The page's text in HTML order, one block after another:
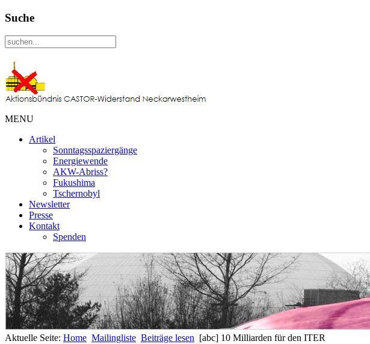
Suche
MENU
Artikel
Sonntagsspaziergänge
Energiewende
AKW-Abriss?
Fukushima
Tschernobyl
Newsletter
Presse
Kontakt
Spenden
Aktuelle Seite: Home Mailingliste Beiträge lesen [abc] 10 Milliarden für den ITER